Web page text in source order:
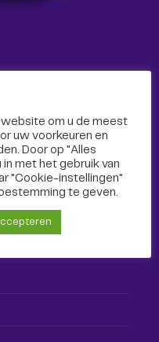
maar ook via social
om u de meest
uw voorkeuren en
Door op "Alles
met het gebruik van
"Cookie-instellingen"
te geven.